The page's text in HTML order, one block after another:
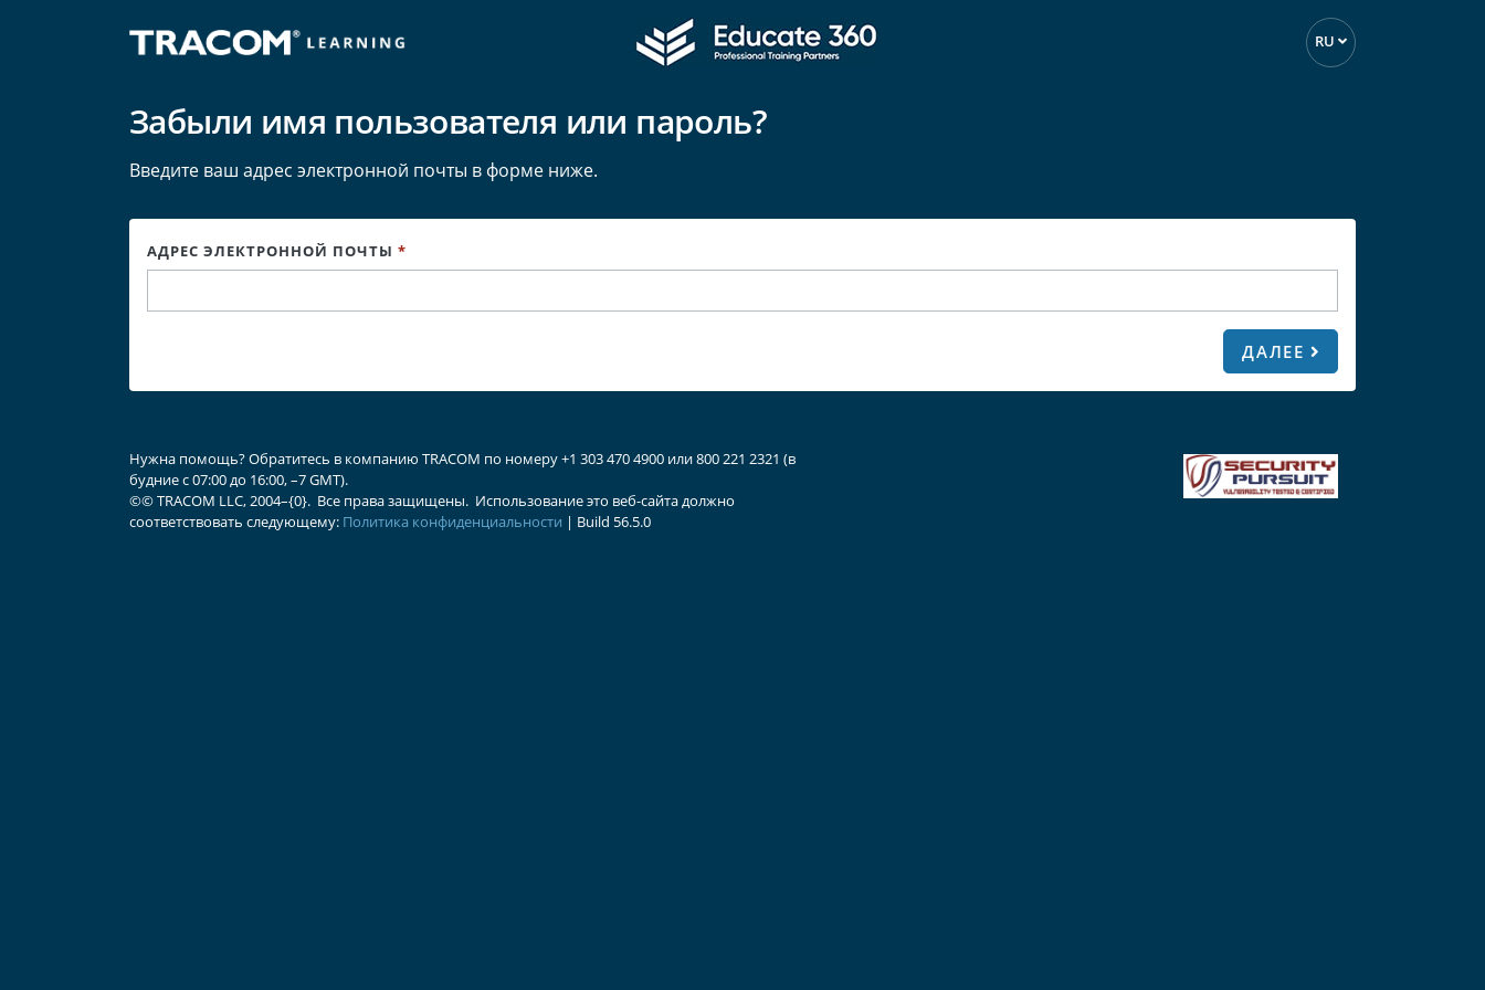
RU
Забыли имя пользователя или пароль?
Введите ваш адрес электронной почты в форме ниже.
АДРЕС ЭЛЕКТРОННОЙ ПОЧТЫ *
ДАЛЕЕ
Нужна помощь? Обратитесь в компанию TRACOM по номеру +1 303 470 4900 или 800 221 2321 (в
будние с 07:00 до 16:00, –7 GMT).
©© TRACOM LLC, 2004–{0}. Все права защищены. Использование это веб-сайта должно
соответствовать следующему: Политика конфиденциальности | Build 56.5.0